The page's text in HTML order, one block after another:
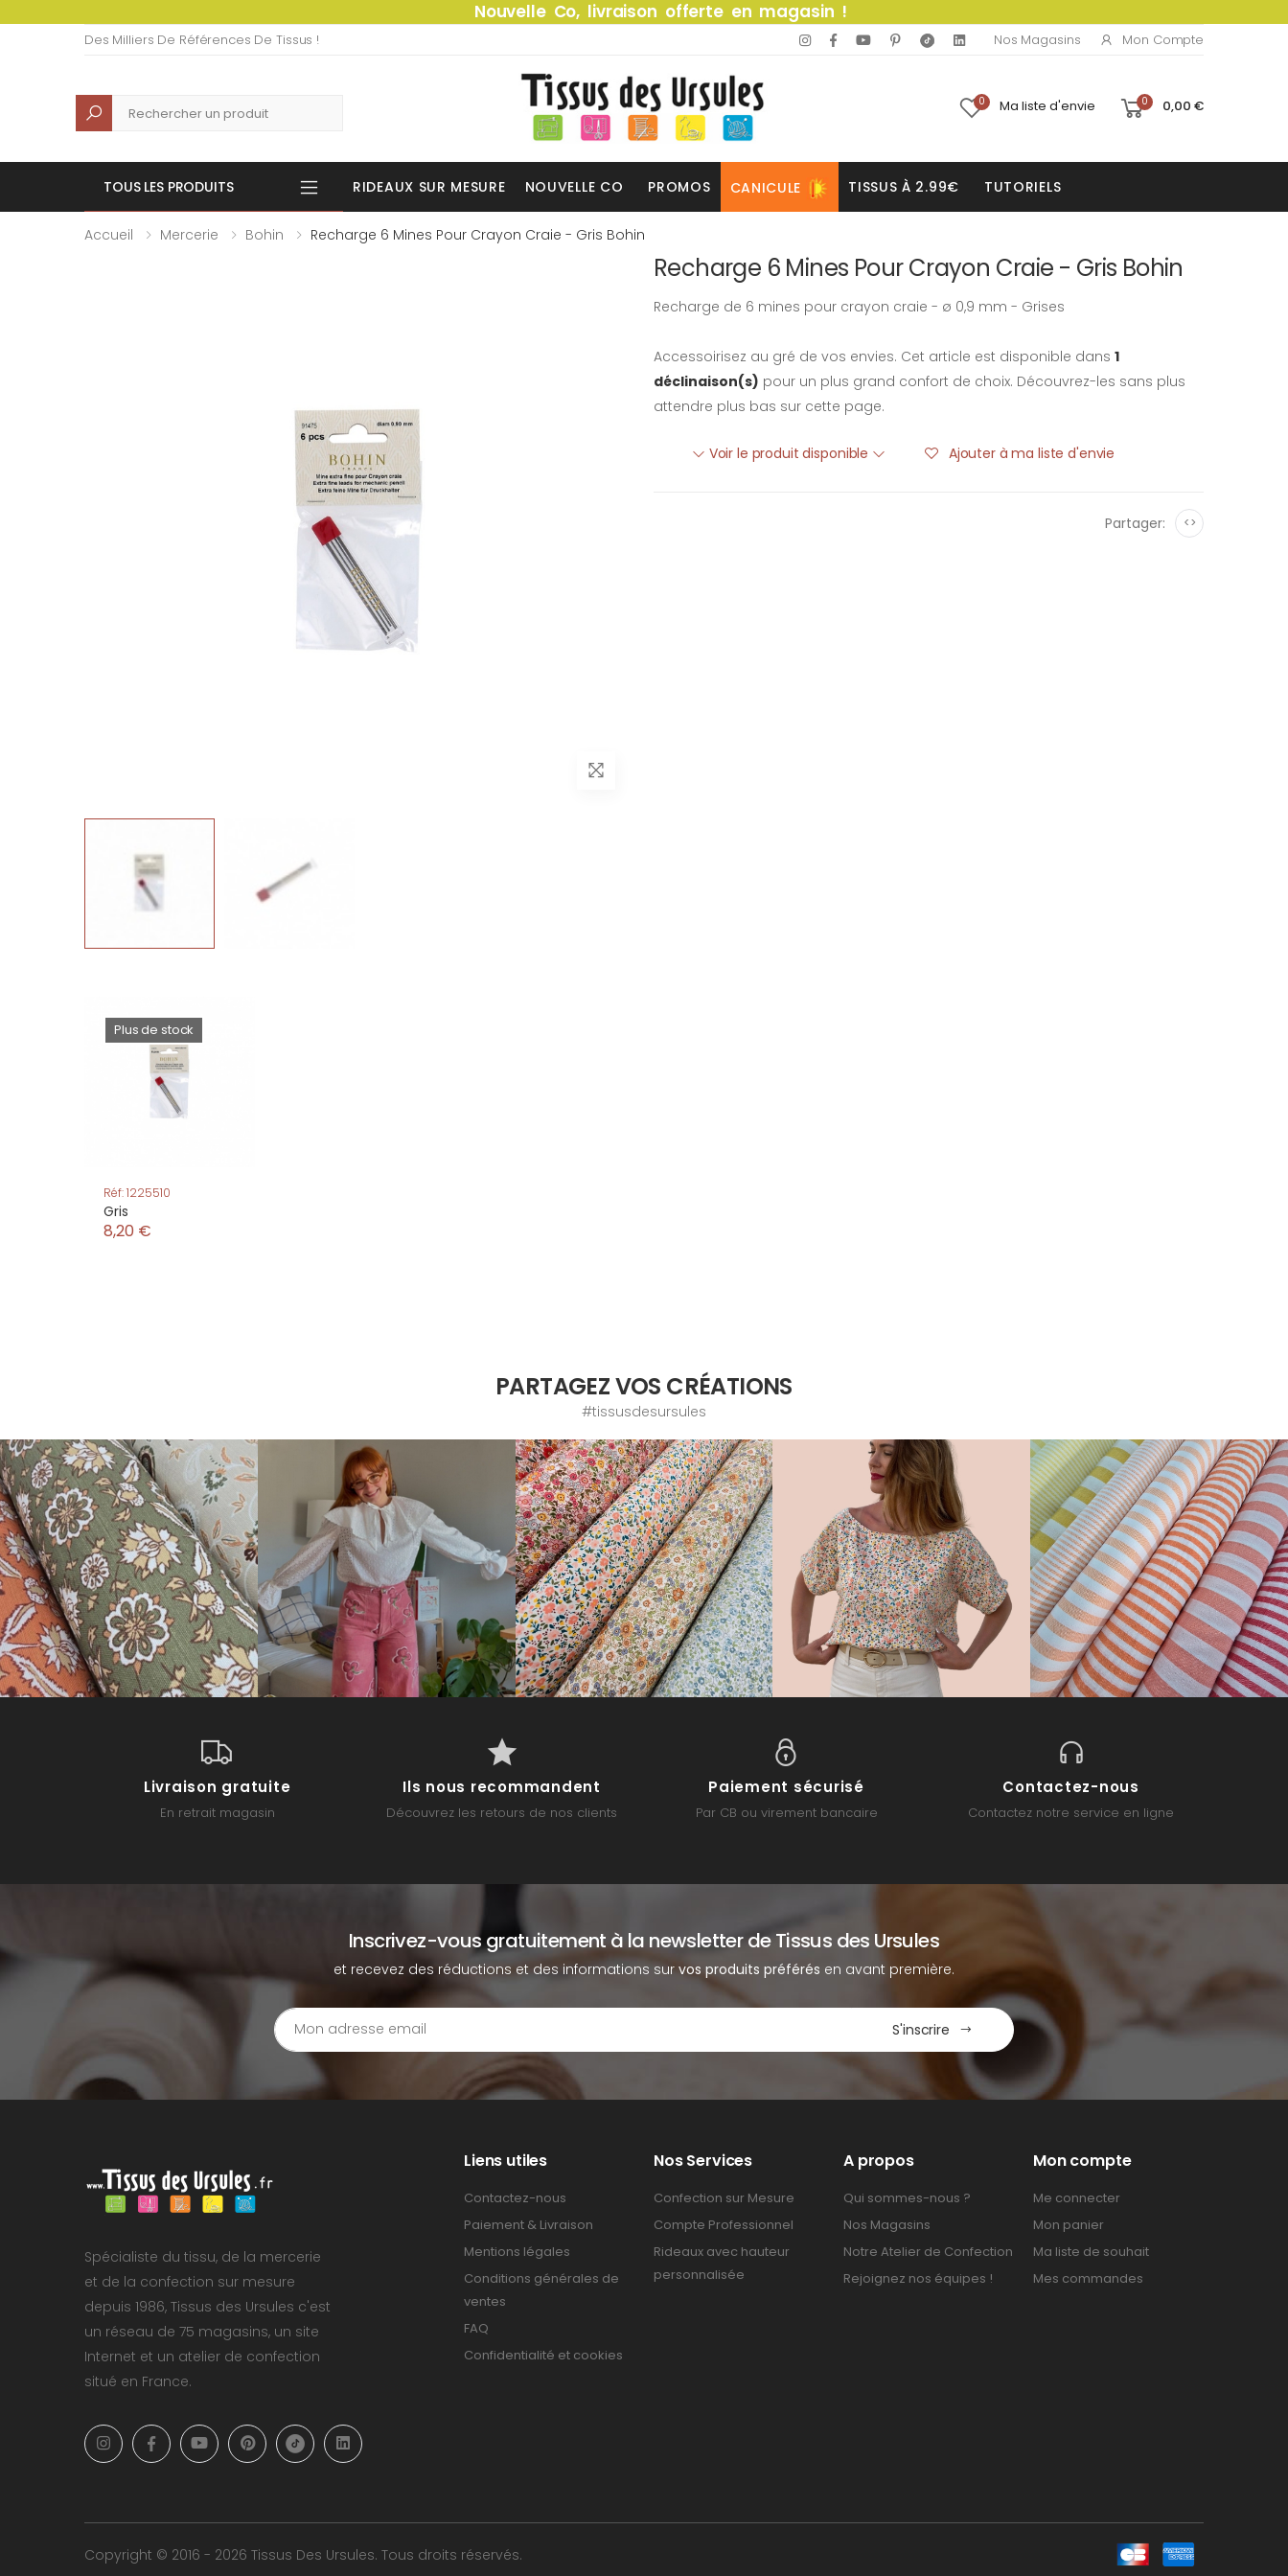
Nouvelle Co, livraison offerte en magasin !
Des Milliers De Références De Tissus ! Nos Magasins Mon Compte
Recherche 0 Ma liste d'envie 0 0,00 €
TOUS LES PRODUITS RIDEAUX SUR MESURE NOUVELLE CO PROMOS CANICULE TISSUS À 2.99€ TUTORIELS
Accueil Mercerie Bohin Recharge 6 Mines Pour Crayon Craie - Gris Bohin
Recharge 6 Mines Pour Crayon Craie - Gris Bohin
Recharge de 6 mines pour crayon craie - ø 0,9 mm - Grises
Accessoirisez au gré de vos envies. Cet article est disponible dans 1
déclinaison(s) pour un plus grand confort de choix. Découvrez-les sans plus
attendre plus bas sur cette page.
Voir le produit disponible Ajouter à ma liste d'envie
Partager: <>
Plus de stock
Réf: 1225510
Gris
8,20 €
PARTAGEZ VOS CRÉATIONS
#tissusdesursules
Livraison gratuite
En retrait magasin
Ils nous recommandent
Découvrez les retours de nos clients
Paiement sécurisé
Par CB ou virement bancaire
Contactez-nous
Contactez notre service en ligne
Inscrivez-vous gratuitement à la newsletter de Tissus des Ursules
et recevez des réductions et des informations survos produits préférés en avant première.
S'inscrire
Spécialiste du tissu, de la mercerie
et de la confection sur mesure
depuis 1986, Tissus des Ursules c'est
un réseau de 75 magasins, un site
Internet et un atelier de confection
situé en France.
Liens utiles
Contactez-nous
Paiement & Livraison
Mentions légales
Conditions générales de
ventes
FAQ
Confidentialité et cookies
Nos Services
Confection sur Mesure
Compte Professionnel
Rideaux avec hauteur
personnalisée
A propos
Qui sommes-nous ?
Nos Magasins
Notre Atelier de Confection
Rejoignez nos équipes !
Mon compte
Me connecter
Mon panier
Ma liste de souhait
Mes commandes
Copyright © 2016 - 2026 Tissus Des Ursules. Tous droits réservés.